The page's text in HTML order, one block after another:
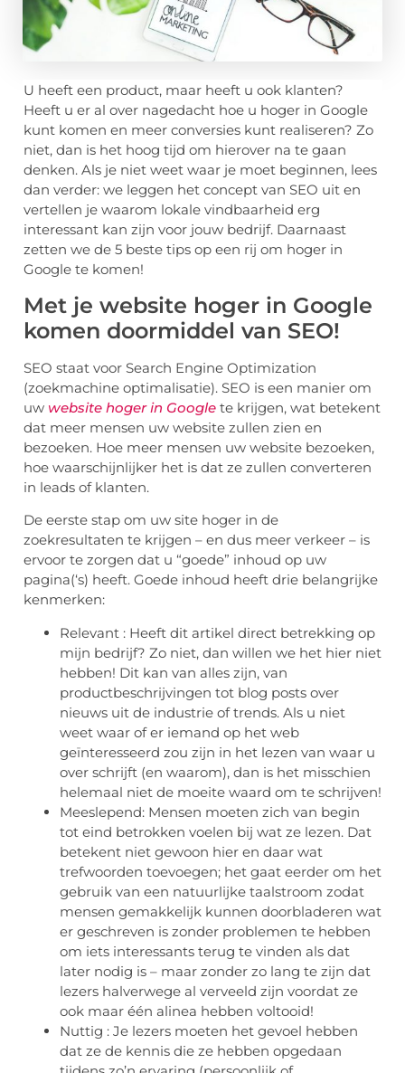
U heeft een product, maar heeft u ook klanten?
Heeft u er al over nagedacht hoe u hoger in Google
kunt komen en meer conversies kunt realiseren? Zo
niet, dan is het hoog tijd om hierover na te gaan
denken. Als je niet weet waar je moet beginnen, lees
dan verder: we leggen het concept van SEO uit en
vertellen je waarom lokale vindbaarheid erg
interessant kan zijn voor jouw bedrijf. Daarnaast
zetten we de 5 beste tips op een rij om hoger in
Google te komen!
Met je website hoger in Google
komen doormiddel van SEO!
SEO staat voor Search Engine Optimization
(zoekmachine optimalisatie). SEO is een manier om
uw website hoger in Google te krijgen, wat betekent
dat meer mensen uw website zullen zien en
bezoeken. Hoe meer mensen uw website bezoeken,
hoe waarschijnlijker het is dat ze zullen converteren
in leads of klanten.
De eerste stap om uw site hoger in de
zoekresultaten te krijgen – en dus meer verkeer – is
ervoor te zorgen dat u “goede” inhoud op uw
pagina(‘s) heeft. Goede inhoud heeft drie belangrijke
kenmerken:
Relevant : Heeft dit artikel direct betrekking op
mijn bedrijf? Zo niet, dan willen we het hier niet
hebben! Dit kan van alles zijn, van
productbeschrijvingen tot blog posts over
nieuws uit de industrie of trends. Als u niet
weet waar of er iemand op het web
geïnteresseerd zou zijn in het lezen van waar u
over schrijft (en waarom), dan is het misschien
helemaal niet de moeite waard om te schrijven!
Meeslepend: Mensen moeten zich van begin
tot eind betrokken voelen bij wat ze lezen. Dat
betekent niet gewoon hier en daar wat
trefwoorden toevoegen; het gaat eerder om het
gebruik van een natuurlijke taalstroom zodat
mensen gemakkelijk kunnen doorbladeren wat
er geschreven is zonder problemen te hebben
om iets interessants terug te vinden als dat
later nodig is – maar zonder zo lang te zijn dat
lezers halverwege al verveeld zijn voordat ze
ook maar één alinea hebben voltooid!
Nuttig : Je lezers moeten het gevoel hebben
dat ze de kennis die ze hebben opgedaan